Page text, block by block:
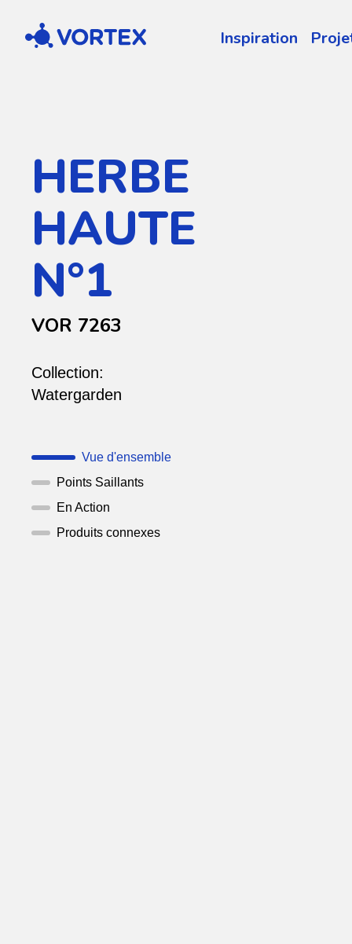
Vortex Inspiration
HERBE
HAUTE
N°1
VOR 7263
Collection:
Watergarden
Vue d'ensemble
Points Saillants
En Action
Produits connexes